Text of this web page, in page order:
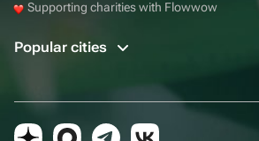
Supporting charities with Flowwow
Popular cities